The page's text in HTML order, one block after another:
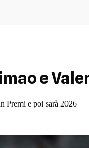
e
Premi e poi sarà 2026